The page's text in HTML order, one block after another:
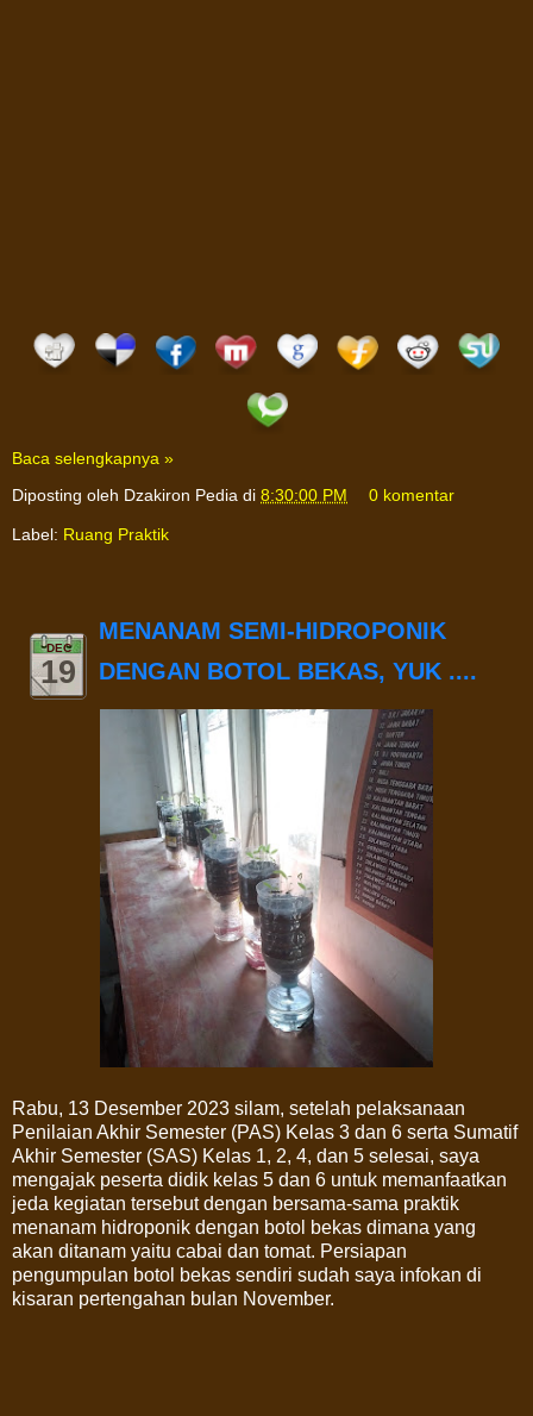
Baca selengkapnya »
Diposting oleh Dzakiron Pedia di 8:30:00 PM 0 komentar
Label: Ruang Praktik
DEC
19
MENANAM SEMI-HIDROPONIK
DENGAN BOTOL BEKAS, YUK ....
Rabu, 13 Desember 2023 silam, setelah pelaksanaan
Penilaian Akhir Semester (PAS) Kelas 3 dan 6 serta Sumatif
Akhir Semester (SAS) Kelas 1, 2, 4, dan 5 selesai, saya
mengajak peserta didik kelas 5 dan 6 untuk memanfaatkan
jeda kegiatan tersebut dengan bersama-sama praktik
menanam hidroponik dengan botol bekas dimana yang
akan ditanam yaitu cabai dan tomat. Persiapan
pengumpulan botol bekas sendiri sudah saya infokan di
kisaran pertengahan bulan November.